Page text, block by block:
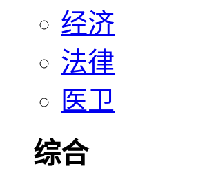
经济
法律
医卫
综合